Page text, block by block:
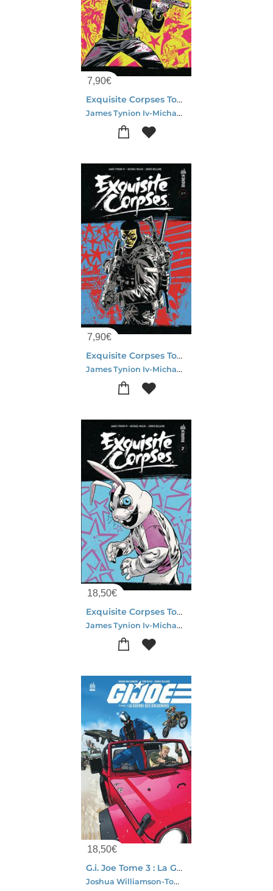
7,90€
Exquisite Corpses Tome 7
James Tynion Iv-Michael Walsh
7,90€
Exquisite Corpses Tome 6
James Tynion Iv-Michael Walsh
18,50€
Exquisite Corpses Tome 2
James Tynion Iv-Michael Walsh
18,50€
G.i. Joe Tome 3 : La Guerre Des Dreadnoks
Joshua Williamson-Tom Reilly